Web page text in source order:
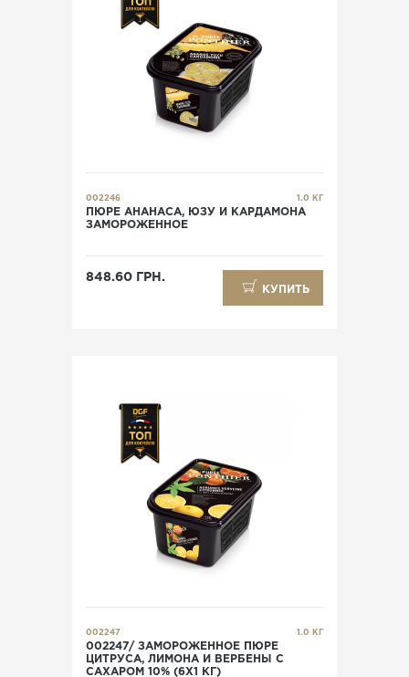
002246 1.0 КГ
ПЮРЕ АНАНАСА, ЮЗУ И КАРДАМОНА
ЗАМОРОЖЕННОЕ
848.60 ГРН.
КУПИТЬ
002247 1.0 КГ
002247/ ЗАМОРОЖЕННОЕ ПЮРЕ
ЦИТРУСА, ЛИМОНА И ВЕРБЕНЫ С
САХАРОМ 10% (6X1 КГ)